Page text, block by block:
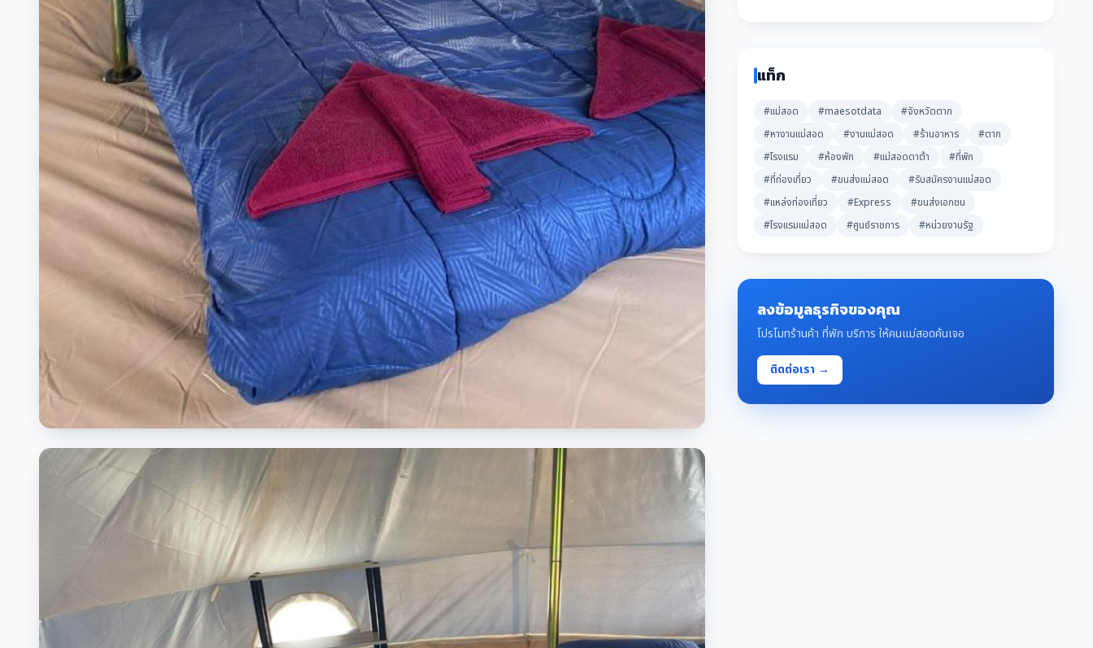
แท็ก
#แม่สอด #maesotdata
#จังหวัดตาก
#หางานแม่สอด
#งานแม่สอด #ร้านอาหาร
#ตาก
#โรงแรม
#ห้องพัก #แม่สอดดาต้า
#ที่พัก
#ที่ท่องเที่ยว
#ขนส่งแม่สอด
#รับสมัครงานแม่สอด
#แหล่งท่องเที่ยว
#Express
#ขนส่งเอกชน
#โรงแรมแม่สอด
#ศูนย์ราชการ #หน่วยงานรัฐ
ลงข้อมูลธุรกิจของคุณ
โปรโมทร้านค้า ที่พัก บริการ ให้คนแม่สอดค้นเจอ
ติดต่อเรา →